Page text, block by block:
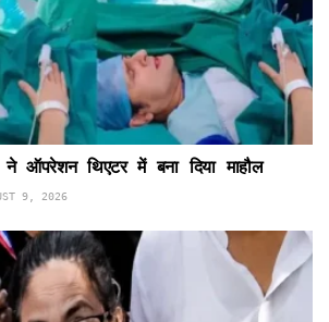
ऑपरेशन थिएटर में बना दिया माहौल
9, 2026